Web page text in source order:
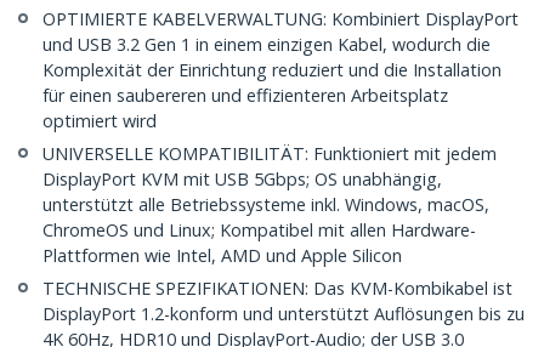
OPTIMIERTE KABELVERWALTUNG: Kombiniert DisplayPort
und USB 3.2 Gen 1 in einem einzigen Kabel, wodurch die
Komplexität der Einrichtung reduziert und die Installation
für einen saubereren und effizienteren Arbeitsplatz
optimiert wird
UNIVERSELLE KOMPATIBILITÄT: Funktioniert mit jedem
DisplayPort KVM mit USB 5Gbps; OS unabhängig,
unterstützt alle Betriebssysteme inkl. Windows, macOS,
ChromeOS und Linux; Kompatibel mit allen Hardware-
Plattformen wie Intel, AMD und Apple Silicon
TECHNISCHE SPEZIFIKATIONEN: Das KVM-Kombikabel ist
DisplayPort 1.2-konform und unterstützt Auflösungen bis zu
4K 60Hz, HDR10 und DisplayPort-Audio; der USB 3.0